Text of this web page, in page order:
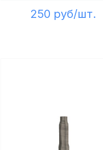
250 руб/шт.